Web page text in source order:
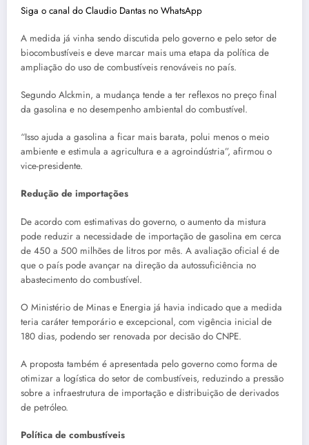
Siga o canal do Claudio Dantas no WhatsApp
A medida já vinha sendo discutida pelo governo e pelo setor de
biocombustíveis e deve marcar mais uma etapa da política de
ampliação do uso de combustíveis renováveis no país.
Segundo Alckmin, a mudança tende a ter reflexos no preço final
da gasolina e no desempenho ambiental do combustível.
“Isso ajuda a gasolina a ficar mais barata, polui menos o meio
ambiente e estimula a agricultura e a agroindústria”, afirmou o
vice-presidente.
Redução de importações
De acordo com estimativas do governo, o aumento da mistura
pode reduzir a necessidade de importação de gasolina em cerca
de 450 a 500 milhões de litros por mês. A avaliação oficial é de
que o país pode avançar na direção da autossuficiência no
abastecimento do combustível.
O Ministério de Minas e Energia já havia indicado que a medida
teria caráter temporário e excepcional, com vigência inicial de
180 dias, podendo ser renovada por decisão do CNPE.
A proposta também é apresentada pelo governo como forma de
otimizar a logística do setor de combustíveis, reduzindo a pressão
sobre a infraestrutura de importação e distribuição de derivados
de petróleo.
Política de combustíveis